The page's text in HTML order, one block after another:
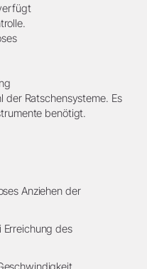
der Ratschensysteme. Es
benötigt.
Anziehen der
des